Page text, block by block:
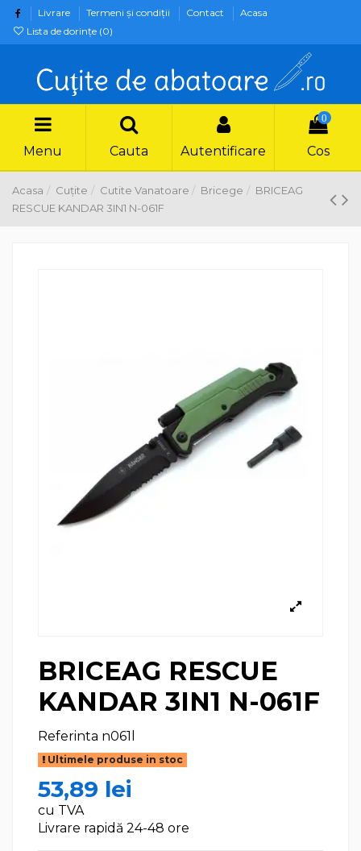
Livrare Termeni şi condiţii Contact
Acasa
Lista de dorințe (0)
Menu Cauta Autentificare
0
Cos
Acasa Cuțite Cutite Vanatoare Bricege
BRICEAG
RESCUE KANDAR 3IN1 N-061F
BRICEAG RESCUE
KANDAR 3IN1 N-061F
Referinta n061l
Ultimele produse in stoc
53,89 lei
cu TVA
Livrare rapidă 24-48 ore